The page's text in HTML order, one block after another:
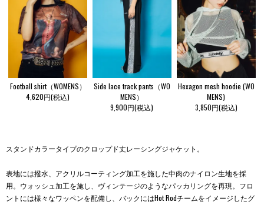
Football shirt（WOMENS）
4,620円(税込)
Side lace track pants（WO
MENS）
9,900円(税込)
Hexagon mesh hoodie (WO
MENS)
3,850円(税込)
スタンドカラータイプのクロップド丈レーシングジャケット。
表地には撥水、アクリルコーティング加工を施した中肉のナイロン生地を採
用。ウォッシュ加工を施し、ヴィンテージのようなパッカリングを再現。フロ
ントには様々なワッペンを配備し、バックにはHot Rodチームをイメージしたグ